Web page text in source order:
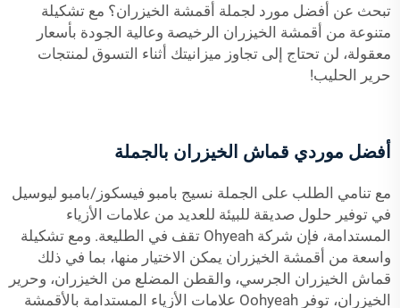
تبحث عن أفضل مورد لجملة أقمشة الخيزران؟ مع تشكيلة
متنوعة من أقمشة الخيزران الرخيصة وعالية الجودة بأسعار
معقولة، لن تحتاج إلى تجاوز ميزانيتك أثناء التسوق لمنتجات
حرير الحليب!
أفضل موردي قماش الخيزران بالجملة
مع تنامي الطلب على الجملة نسيج بامبو فيسكوز/بامبو ليوسيل
في توفير حلول صديقة للبيئة للعديد من علامات الأزياء
المستدامة، فإن شركة Ohyeah تقف في الطليعة. ومع تشكيلة
واسعة من أقمشة الخيزران يمكن الاختيار منها، بما في ذلك
قماش الخيزران الجرسي، والقطن المضلع من الخيزران، وحرير
الخيزران، توفر Oohyeah علامات الأزياء المستدامة بالأقمشة